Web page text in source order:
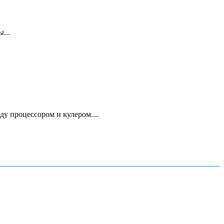
процессором и кулером....